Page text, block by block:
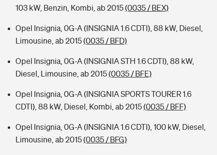
103 kW, Benzin, Kombi, ab 2015(0035 / BEX)
Opel Insignia, 0G-A (INSIGNIA 1.6 CDTI), 88 kW, Diesel,
Limousine, ab 2015(0035 / BFD)
Opel Insignia, 0G-A (INSIGNIA STH 1.6 CDTI), 88 kW,
Diesel, Limousine, ab 2015(0035 / BFE)
Opel Insignia, 0G-A (INSIGNIA SPORTS TOURER 1.6
CDTI), 88 kW, Diesel, Kombi, ab 2015(0035 / BFF)
Opel Insignia, 0G-A (INSIGNIA 1.6 CDTI), 100 kW, Diesel,
Limousine, ab 2015(0035 / BFG)